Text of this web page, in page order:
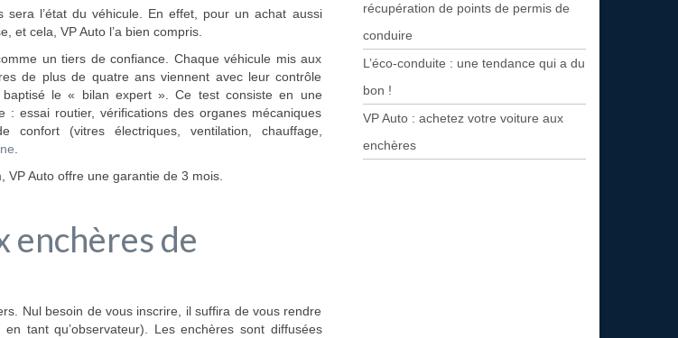
l’état du véhicule. En effet, pour un achat aussi
et cela, VP Auto l’a bien compris.
un tiers de confiance. Chaque véhicule mis aux
de plus de quatre ans viennent avec leur contrôle
le « bilan expert ». Ce test consiste en une
essai routier, vérifications des organes mécaniques
(vitres électriques, ventilation, chauffage,
.
VP Auto offre une garantie de 3 mois.
enchères de
Nul besoin de vous inscrire, il suffira de vous rendre
tant qu’observateur). Les enchères sont diffusées
récupération de points de permis de
conduire
L’éco-conduite : une tendance qui a du
bon !
VP Auto : achetez votre voiture aux
enchères